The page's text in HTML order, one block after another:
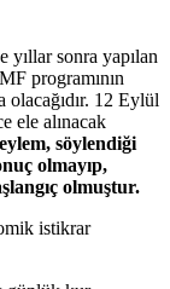
yıllar sonra yapılan
programının
olacağıdır. 12 Eylül
ele alınacak
söylendiği
olmayıp,
olmuştur.
istikrar